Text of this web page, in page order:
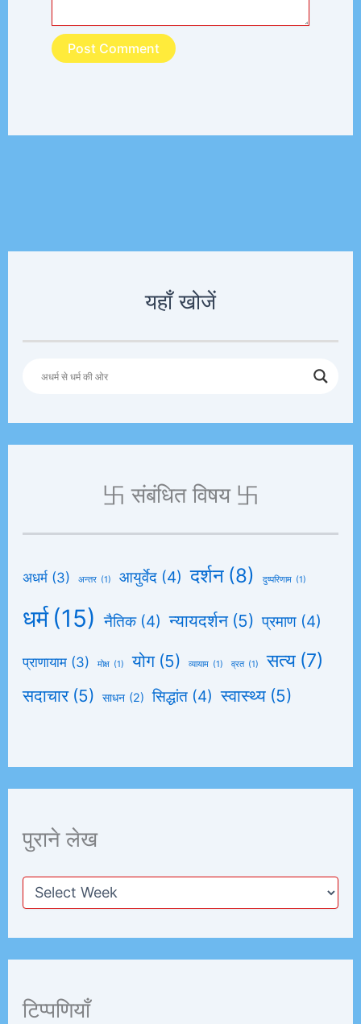
यहाँ खोजें
卐 संबंधित विषय 卐
अधर्म (3) अन्तर (1) आयुर्वेद (4) दर्शन (8) दुष्परिणाम (1)
धर्म (15) नैतिक (4) न्यायदर्शन (5) प्रमाण (4)
प्राणायाम (3) मोक्ष (1) योग (5) व्यायाम (1) व्रत (1) सत्य (7)
सदाचार (5) साधन (2) सिद्धांत (4) स्वास्थ्य (5)
पुराने लेख
टिप्पणियाँ